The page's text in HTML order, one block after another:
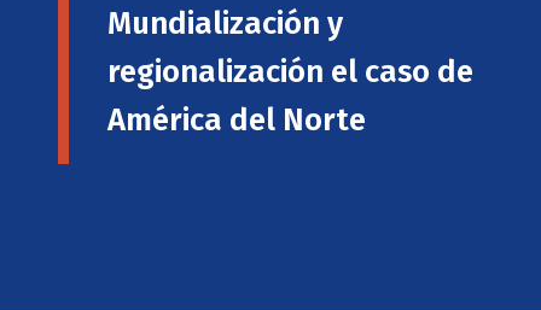
Mundialización y
regionalización el caso de
América del Norte